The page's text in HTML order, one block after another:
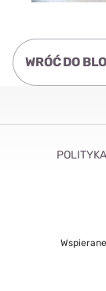
WRÓĆ DO